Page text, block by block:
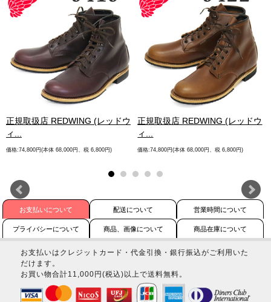
正規取扱店 REDWING (レッドウ
ィ...
価格:74,800円(本体 68,000円、税 6,800円)
正規取扱店 REDWING (レッドウ
ィ...
価格:74,800円(本体 68,000円、税 6,800円)
お支払いについて 配送について 営業時間について
プライバシーについて 商品、画像について 商品在庫について
お支払いはクレジットカード・代金引換・銀行振込がご利用いた
だけます。
お買い物合計11,000円(税込)以上で送料無料。